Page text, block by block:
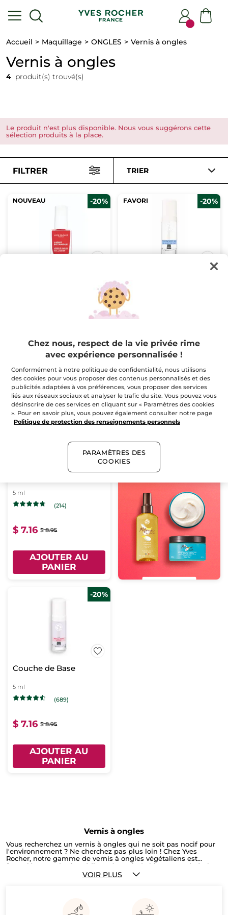
Accueil Maquillage ONGLES Vernis à ongles
Vernis à ongles
4 produit(s) trouvé(s)
Le produit n'est plus disponible. Nous vous suggérons cette
sélection produits à la place.
FILTRER TRIER
NOUVEAU -20%
CHOISISSEZ
VOTRE TEINTE
(17)
FAVORI -20%
Flaconnette
AJOUTER AU
PANIER
-20%
Goutte Séchage Rapide
5 ml
(214)
$ 7.16 $ 8.95
AJOUTER AU
PANIER
-20%
Couche de Base
5 ml
(689)
$ 7.16 $ 8.95
AJOUTER AU
PANIER
Vernis à ongles
Vous recherchez un vernis à ongles qui ne soit pas nocif pour
l'environnement ? Ne cherchez pas plus loin ! Chez Yves
Rocher, notre gamme de vernis à ongles végétaliens est
formulée avec des ingrédients à partir de biomasse végétale
comme la betterave ou la canne à sucre. Ce processus unique
donne un produit de haute qualité, qui est doux pour vos
Maintenant que vous avez trouvé votre couleur de vernis
VOIR PLUS
Chez nous, respect de la vie privée rime
avec expérience personnalisée !
Conformément à notre politique de confidentialité, nous utilisons
des cookies pour vous proposer des contenus personnalisés et des
publicités adaptées à vos préférences, vous proposer des services
liés aux réseaux sociaux et analyser le trafic du site. Vous pouvez vous
désinscrire de ces services en cliquant sur « Paramètres des cookies
». Pour en savoir plus, vous pouvez également consulter notre page
Politique de protection des renseignements personnels
PARAMÈTRES DES
COOKIES